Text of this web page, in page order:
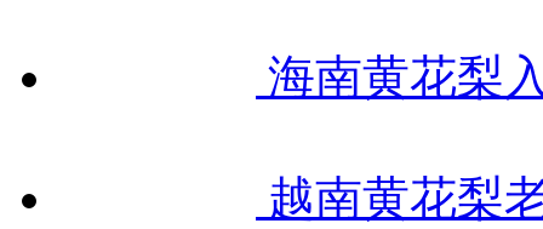
海南黄花梨
越南黄花梨